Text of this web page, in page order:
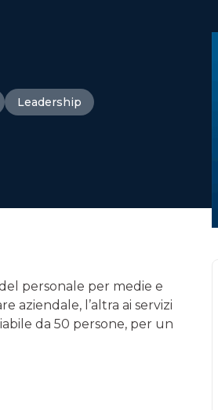
Leadership
personale per medie e
aziendale, l’altra ai servizi
da 50 persone, per un